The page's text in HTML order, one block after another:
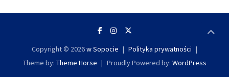
Copyright © 2026w Sopocie
Polityka prywatności
Theme by: Theme Horse Proudly Powered by: WordPress